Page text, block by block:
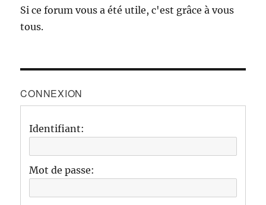
Si ce forum vous a été utile, c'est grâce à vous
tous.
CONNEXION
Identifiant:
Mot de passe: